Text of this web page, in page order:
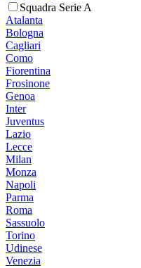
Squadra Serie A
Atalanta
Bologna
Cagliari
Como
Fiorentina
Frosinone
Genoa
Inter
Juventus
Lazio
Lecce
Milan
Monza
Napoli
Parma
Roma
Sassuolo
Torino
Udinese
Venezia